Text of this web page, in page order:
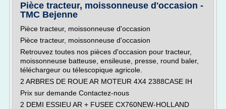
Pièce tracteur, moissonneuse d'occasion -
TMC Bejenne
Pièce tracteur, moissonneuse d'occasion
Pièce tracteur, moissonneuse d'occasion
Retrouvez toutes nos pièces d'occasion pour tracteur,
moissonneuse batteuse, ensileuse, presse, round baler,
téléchargeur ou télescopique agricole.
2 ARBRES DE ROUE AR MOTEUR 4X4 2388CASE IH
Prix sur demande Contactez-nous
2 DEMI ESSIEU AR + FUSEE CX760NEW-HOLLAND